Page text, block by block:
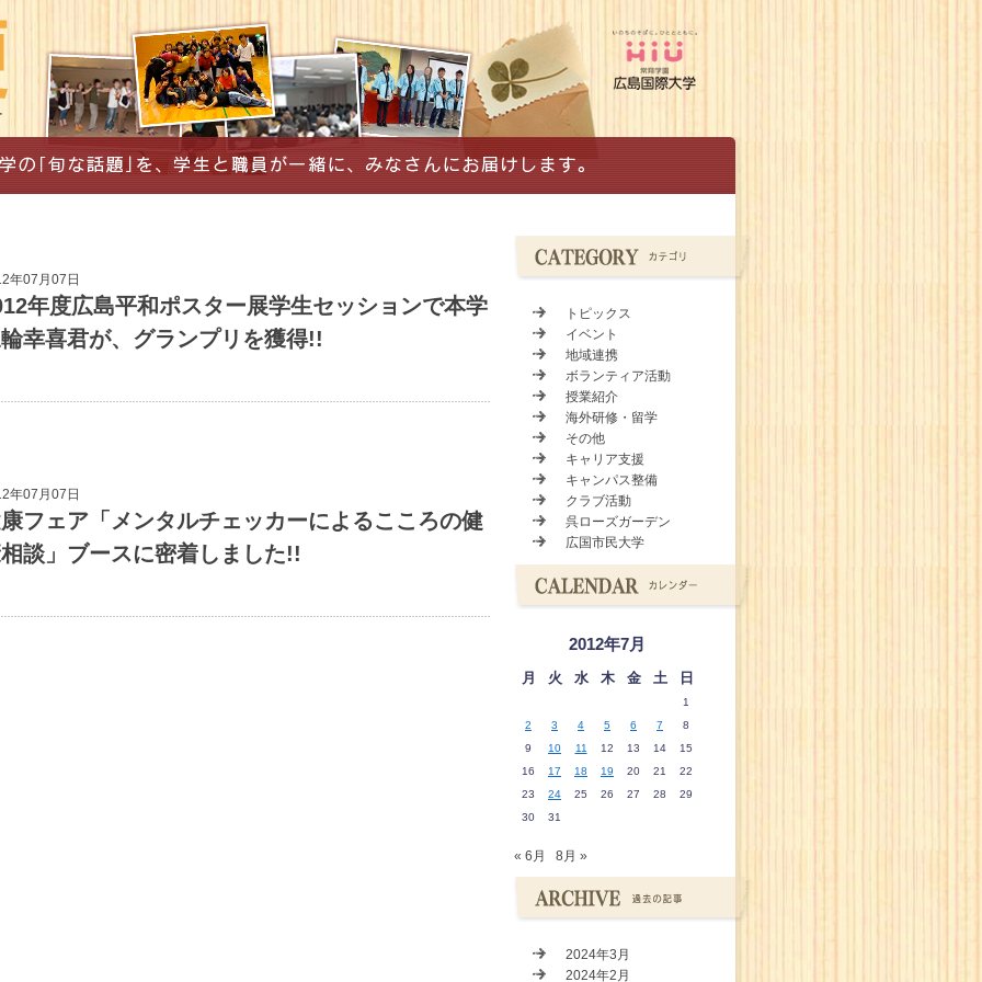
年07月07日
年度広島平和ポスター展学生セッションで本学
幸喜君が、グランプリを獲得!!
年07月07日
フェア「メンタルチェッカーによるこころの健
談」ブースに密着しました!!
トピックス
イベント
地域連携
ボランティア活動
授業紹介
海外研修・留学
その他
キャリア支援
キャンパス整備
クラブ活動
呉ローズガーデン
広国市民大学
2012年7月
月 火 水 木 金 土 日
1
2
3 4 5 6 7
8
9
10 11 12 13 14
15
16
17 18 19 20 21
22
23
24 25 26 27 28
29
30
31
« 6月 8月 »
2024年3月
2024年2月